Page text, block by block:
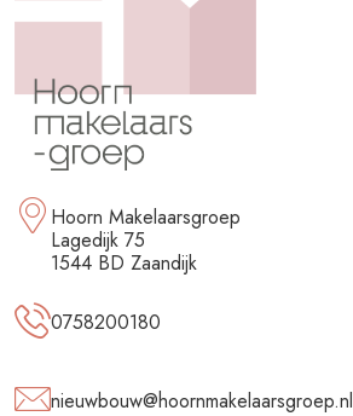
Hoorn Makelaarsgroep
Lagedijk 75
1544 BD Zaandijk
0758200180
nieuwbouw@hoornmakelaarsgroep.nl